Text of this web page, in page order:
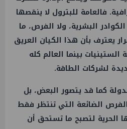
فالعامة للبترول لا ينقصها
الكوادر البشرية، ولا الفرص، ما
يعترف بأن هذا الكيان العريق
بينما العالم كله
لشركات الطاقة.
كما قد يتصور البعض، بل
الضائعة التي تنتظر فقط
الحرية لتصبح ما تستحق أن